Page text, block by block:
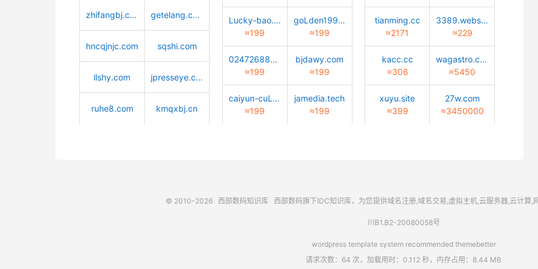
zhifangbj.com getelang.com
hncqjnjc.com sqshi.com
llshy.com jpresseye.com
ruhe8.com kmqxbj.cn
Lucky-bao.top
≈199
goLden1999.com
≈199
02472688888.com
≈199
bjdawy.com
≈199
caiyun-cuLture.com
≈199
jamedia.tech
≈199
tianming.cc
≈2171
3389.website
≈229
kacc.cc
≈306
wagastro.com
≈5450
xuyu.site
≈399
27w.com
≈3450000
© 2010-2026 西部数码知识库 西部数码旗下IDC知识库，为您提供域名注册,域名交易,虚拟主机,云服务器,云计算,
川B1.B2-20080058号
wordpress template system recommended themebetter
请求次数：64 次，加载用时：0.112 秒，内存占用：8.44 MB